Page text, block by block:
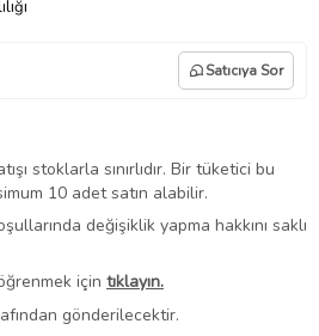
Satıcıya Sor
stoklarla sınırlıdır. Bir tüketici bu
10 adet satın alabilir.
değişiklik yapma hakkını saklı
için tıklayın.
gönderilecektir.